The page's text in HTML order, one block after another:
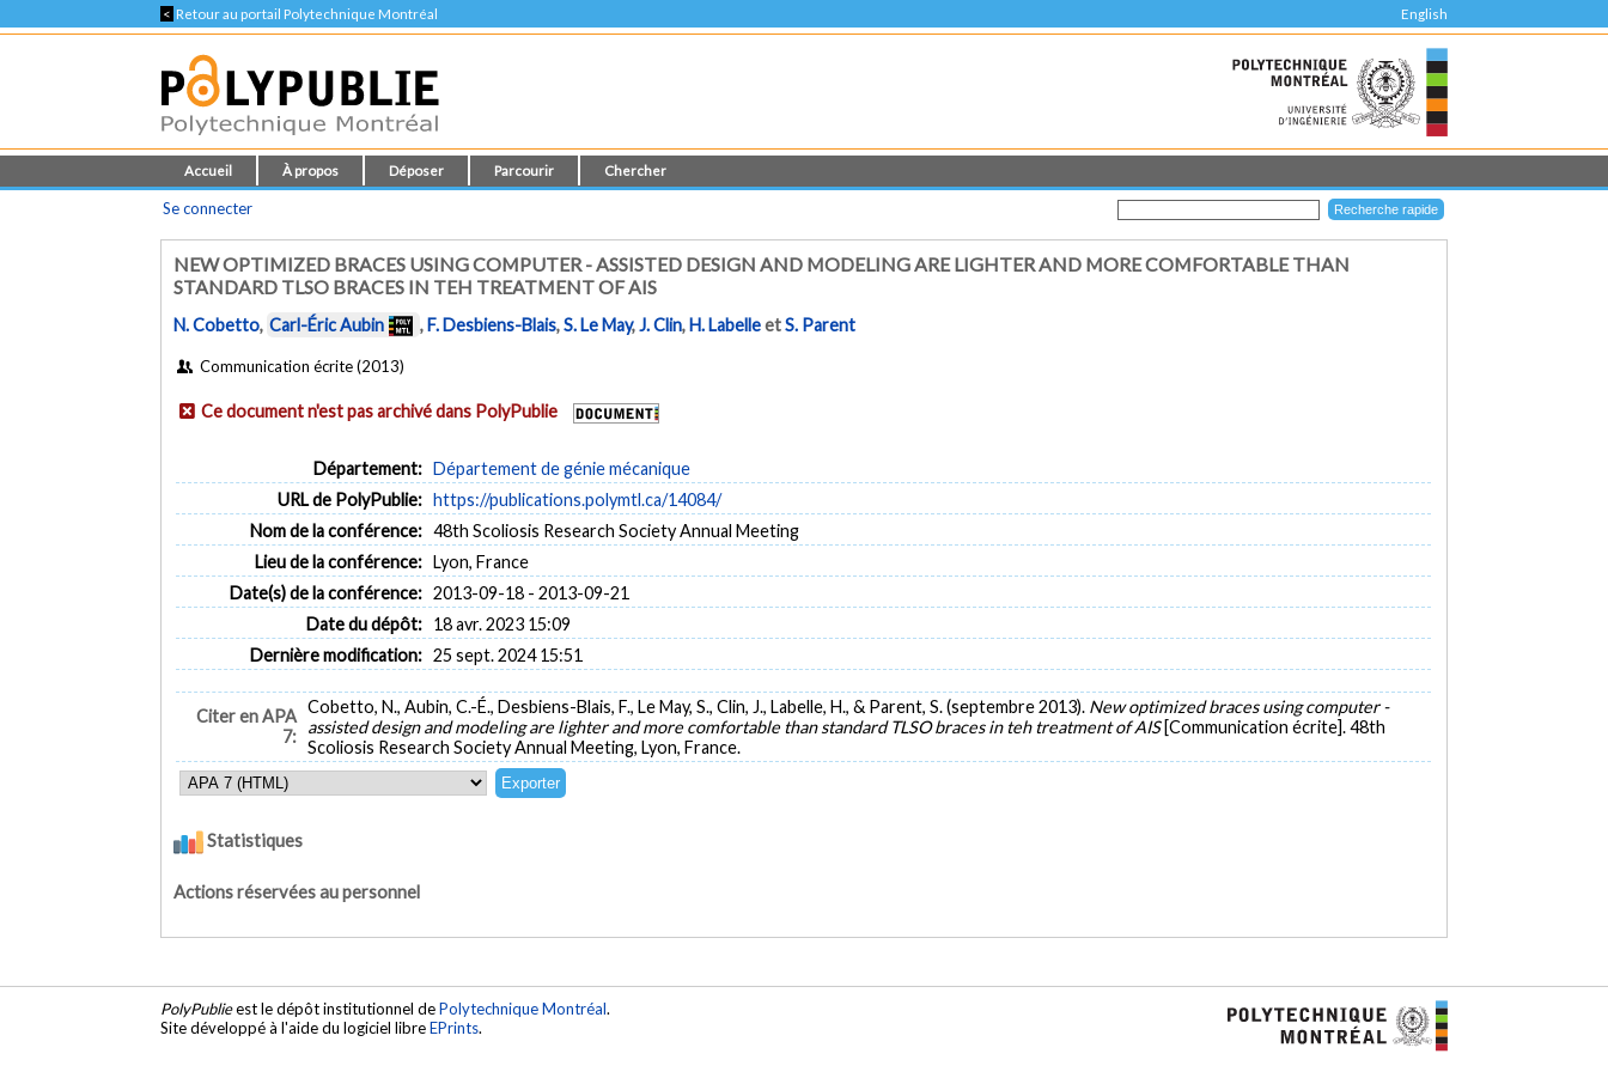
< Retour au portail Polytechnique Montréal English
Accueil À propos Déposer Parcourir Chercher
Se connecter
NEW OPTIMIZED BRACES USING COMPUTER - ASSISTED DESIGN AND MODELING ARE LIGHTER AND MORE COMFORTABLE THAN
STANDARD TLSO BRACES IN TEH TREATMENT OF AIS
N. Cobetto, Carl-Éric Aubin ,F. Desbiens-Blais,S. Le May,J. Clin,H. LabelleetS. Parent
Communication écrite (2013)
Ce document n'est pas archivé dans PolyPublie
Département: Département de génie mécanique
URL de PolyPublie: https://publications.polymtl.ca/14084/
Nom de la conférence: 48th Scoliosis Research Society Annual Meeting
Lieu de la conférence: Lyon, France
Date(s) de la conférence: 2013-09-18 - 2013-09-21
Date du dépôt: 18 avr. 2023 15:09
Dernière modification: 25 sept. 2024 15:51
Citer en APA
7:
Cobetto, N., Aubin, C.-É., Desbiens-Blais, F., Le May, S., Clin, J., Labelle, H., & Parent, S. (septembre 2013). New optimized braces using computer -
assisted design and modeling are lighter and more comfortable than standard TLSO braces in teh treatment of AIS [Communication écrite]. 48th
Scoliosis Research Society Annual Meeting, Lyon, France.
Statistiques
Actions réservées au personnel
PolyPublieest le dépôt institutionnel dePolytechnique Montréal.
Site développé à l'aide du logiciel libreEPrints.